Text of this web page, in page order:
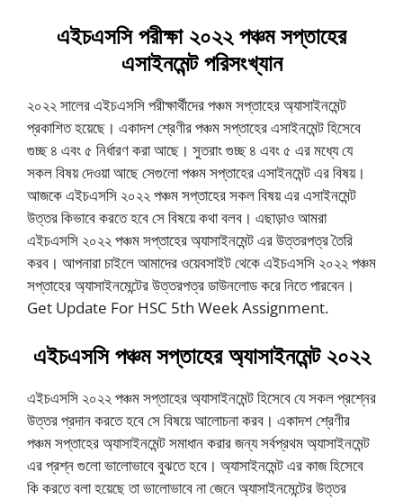
এইচএসসি পরীক্ষা ২০২২ পঞ্চম সপ্তাহের
এসাইনমেন্ট পরিসংখ্যান
২০২২ সালের এইচএসসি পরীক্ষার্থীদের পঞ্চম সপ্তাহের অ্যাসাইনমেন্ট
প্রকাশিত হয়েছে। একাদশ শ্রেণীর পঞ্চম সপ্তাহের এসাইনমেন্ট হিসেবে
গুচ্ছ ৪ এবং ৫ নির্ধারণ করা আছে। সুতরাং গুচ্ছ ৪ এবং ৫ এর মধ্যে যে
সকল বিষয় দেওয়া আছে সেগুলো পঞ্চম সপ্তাহের এসাইনমেন্ট এর বিষয়।
আজকে এইচএসসি ২০২২ পঞ্চম সপ্তাহের সকল বিষয় এর এসাইনমেন্ট
উত্তর কিভাবে করতে হবে সে বিষয়ে কথা বলব। এছাড়াও আমরা
এইচএসসি ২০২২ পঞ্চম সপ্তাহের অ্যাসাইনমেন্ট এর উত্তরপত্র তৈরি
করব। আপনারা চাইলে আমাদের ওয়েবসাইট থেকে এইচএসসি ২০২২ পঞ্চম
সপ্তাহের অ্যাসাইনমেন্টের উত্তরপত্র ডাউনলোড করে নিতে পারবেন।
Get Update For HSC 5th Week Assignment.
এইচএসসি পঞ্চম সপ্তাহের অ্যাসাইনমেন্ট ২০২২
এইচএসসি ২০২২ পঞ্চম সপ্তাহের অ্যাসাইনমেন্ট হিসেবে যে সকল প্রশ্নের
উত্তর প্রদান করতে হবে সে বিষয়ে আলোচনা করব। একাদশ শ্রেণীর
পঞ্চম সপ্তাহের অ্যাসাইনমেন্ট সমাধান করার জন্য সর্বপ্রথম অ্যাসাইনমেন্ট
এর প্রশ্ন গুলো ভালোভাবে বুঝতে হবে। অ্যাসাইনমেন্ট এর কাজ হিসেবে
কি করতে বলা হয়েছে তা ভালোভাবে না জেনে অ্যাসাইনমেন্টের উত্তর